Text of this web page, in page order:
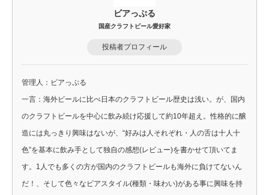
ビアっぷる
国産クラフトビール愛好家
投稿者プロフィール
管理人：ビアっぷる
一言：海外ビールに比べ日本のクラフトビール歴史は浅い。が、国内
のクラフトビールを中心に飲み続け応援して約10年超え。性格的に醸
造には丸っきり興味はないが、“好みは人それぞれ・人の舌は十人十
色”を基本に飲み手として独自の感想(レビュー)を書かせて頂いてま
す。1人でも多くの方が国内のクラフトビールも海外に負けてないん
だ！、そして色々なビアスタイル(種類・味わい)がある事に興味を持